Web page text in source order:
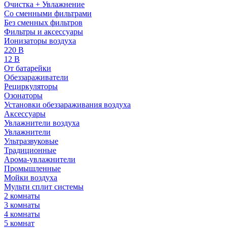
Очистка + Увлажнение
Cо сменными фильтрами
Без сменных фильтров
Фильтры и аксессуары
Ионизаторы воздуха
220 В
12 В
От батарейки
Обеззараживатели
Рециркуляторы
Озонаторы
Установки обеззараживания воздуха
Аксессуары
Увлажнители воздуха
Увлажнители
Ультразвуковые
Традиционные
Арома-увлажнители
Промышленные
Мойки воздуха
Мульти сплит системы
2 комнаты
3 комнаты
4 комнаты
5 комнат